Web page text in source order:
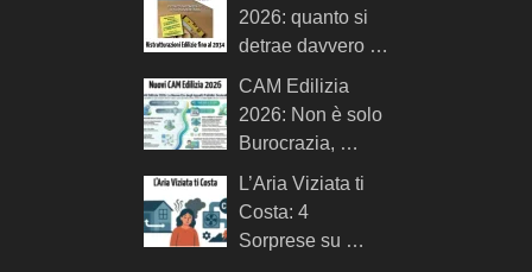
2026: quanto si
detrae davvero …
CAM Edilizia
2026: Non è solo
Burocrazia, …
L’Aria Viziata ti
Costa: 4
Sorprese su …